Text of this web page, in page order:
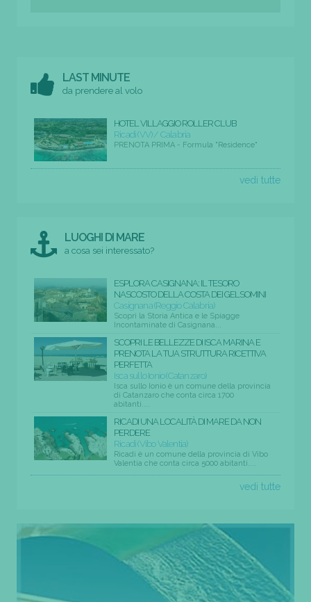
LAST MINUTE
da prendere al volo
HOTEL VILLAGGIO ROLLER CLUB
Ricadi (VV) / Calabria
PRENOTA PRIMA - Formula "Residence"
vedi tutte
LUOGHI DI MARE
a cosa sei interessato?
ESPLORA CASIGNANA: IL TESORO
NASCOSTO DELLA COSTA DEI GELSOMINI
Casignana (Reggio Calabria)
Scopri la Storia Antica e le Spiagge
Incontaminate di Casignana...
SCOPRI LE BELLEZZE DI ISCA MARINA E
PRENOTA LA TUA STRUTTURA RICETTIVA
PERFETTA
Isca sullo Ionio (Catanzaro)
Isca sullo Ionio è un comune della provincia
di Catanzaro che conta circa 1700
abitanti....
RICADI UNA LOCALITÀ DI MARE DA NON
PERDERE
Ricadi (Vibo Valentia)
Ricadi è un comune della provincia di Vibo
Valentia che conta circa 5000 abitanti....
vedi tutte